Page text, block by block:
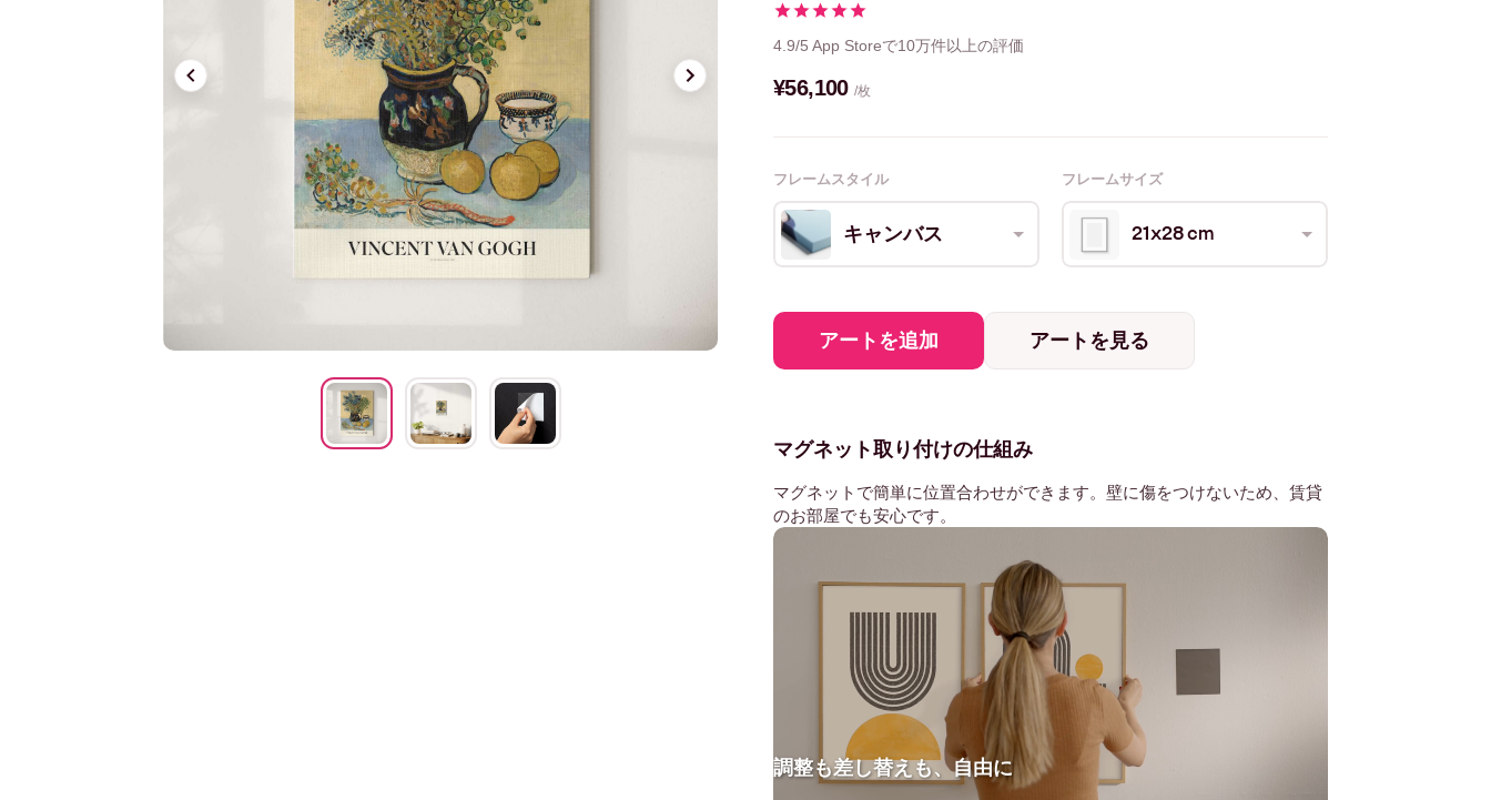
4.9/5 App Storeで10万件以上の評価
¥56,100 /枚
フレームスタイル フレームサイズ
キャンバス 21x28 cm
アートを追加 アートを見る
マグネット取り付けの仕組み
マグネットで簡単に位置合わせができます。壁に傷をつけないため、賃貸
のお部屋でも安心です。
調整も差し替えも、自由に